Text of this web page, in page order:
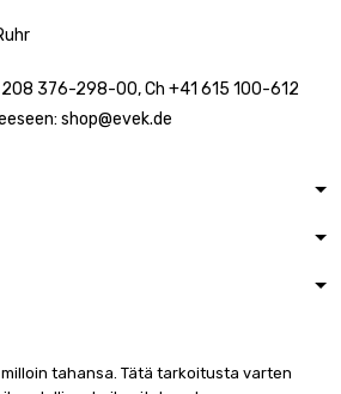
4 672,11 € 
376-298-00, Ch +41 615 100-612
shop@evek.de
tahansa. Tätä tarkoitusta varten